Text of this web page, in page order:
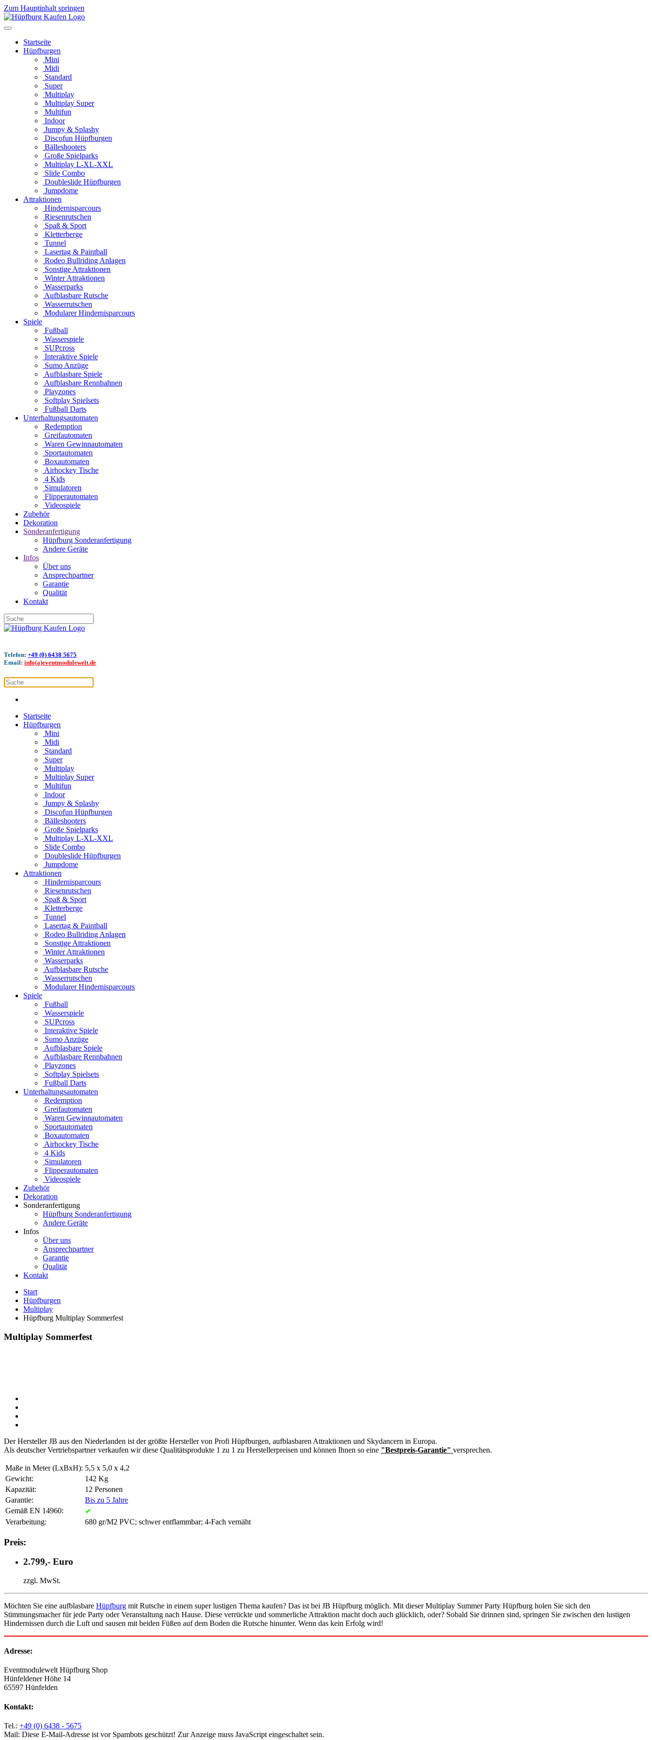
Zum Hauptinhalt springen
Startseite
Hüpfburgen
Mini
Midi
Standard
Super
Multiplay
Multiplay Super
Multifun
Indoor
Jumpy & Splashy
Discofun Hüpfburgen
Bälleshooters
Große Spielparks
Multiplay L-XL-XXL
Slide Combo
Doubleslide Hüpfburgen
Jumpdome
Attraktionen
Hindernisparcours
Riesenrutschen
Spaß & Sport
Kletterberge
Tunnel
Lasertag & Paintball
Rodeo Bullriding Anlagen
Sonstige Attraktionen
Winter Attraktionen
Wasserparks
Aufblasbare Rutsche
Wasserrutschen
Modularer Hindernisparcours
Spiele
Fußball
Wasserspiele
SUPcross
Interaktive Spiele
Sumo Anzüge
Aufblasbare Spiele
Aufblasbare Rennbahnen
Playzones
Softplay Spielsets
Fußball Darts
Unterhaltungsautomaten
Redemption
Greifautomaten
Waren Gewinnautomaten
Sportautomaten
Boxautomaten
Airhockey Tische
4 Kids
Simulatoren
Flipperautomaten
Videospiele
Zubehör
Dekoration
Sonderanfertigung
Hüpfburg Sonderanfertigung
Andere Geräte
Infos
Über uns
Ansprechpartner
Garantie
Qualität
Kontakt
Telefon: +49 (0) 6438 5675
Email: info(a)eventmodulewelt.de
Startseite
Hüpfburgen
Mini
Midi
Standard
Super
Multiplay
Multiplay Super
Multifun
Indoor
Jumpy & Splashy
Discofun Hüpfburgen
Bälleshooters
Große Spielparks
Multiplay L-XL-XXL
Slide Combo
Doubleslide Hüpfburgen
Jumpdome
Attraktionen
Hindernisparcours
Riesenrutschen
Spaß & Sport
Kletterberge
Tunnel
Lasertag & Paintball
Rodeo Bullriding Anlagen
Sonstige Attraktionen
Winter Attraktionen
Wasserparks
Aufblasbare Rutsche
Wasserrutschen
Modularer Hindernisparcours
Spiele
Fußball
Wasserspiele
SUPcross
Interaktive Spiele
Sumo Anzüge
Aufblasbare Spiele
Aufblasbare Rennbahnen
Playzones
Softplay Spielsets
Fußball Darts
Unterhaltungsautomaten
Redemption
Greifautomaten
Waren Gewinnautomaten
Sportautomaten
Boxautomaten
Airhockey Tische
4 Kids
Simulatoren
Flipperautomaten
Videospiele
Zubehör
Dekoration
Sonderanfertigung
Hüpfburg Sonderanfertigung
Andere Geräte
Infos
Über uns
Ansprechpartner
Garantie
Qualität
Kontakt
Start
Hüpfburgen
Multiplay
Hüpfburg Multiplay Sommerfest
Multiplay Sommerfest
Der Hersteller JB aus den Niederlanden ist der größte Hersteller von Profi Hüpfburgen, aufblasbaren Attraktionen und Skydancern in Europa.
Als deutscher Vertriebspartner verkaufen wir diese Qualitätsprodukte 1 zu 1 zu Herstellerpreisen und können Ihnen so eine "Bestpreis-Garantie" versprechen.
Maße in Meter (LxBxH): 5,5 x 5,0 x 4,2
Gewicht:
142 Kg
Kapazität:
12 Personen
Garantie:
Bis zu 5 Jahre
Gemäß EN 14960:
✔
Verarbeitung:
680 gr/M2 PVC; schwer entflammbar; 4-Fach vernäht
Preis:
2.799,- Euro
zzgl. MwSt.
Möchten Sie eine aufblasbare Hüpfburg mit Rutsche in einem super lustigen Thema kaufen? Das ist bei JB Hüpfburg möglich. Mit dieser Multiplay Summer Party Hüpfburg holen Sie sich den
Stimmungsmacher für jede Party oder Veranstaltung nach Hause. Diese verrückte und sommerliche Attraktion macht doch auch glücklich, oder? Sobald Sie drinnen sind, springen Sie zwischen den lustigen
Hindernissen durch die Luft und sausen mit beiden Füßen auf dem Boden die Rutsche hinunter. Wenn das kein Erfolg wird!
Adresse:
Eventmodulewelt Hüpfburg Shop
Hünfeldener Höhe 14
65597 Hünfelden
Kontakt:
Tel.: +49 (0) 6438 - 5675
Mail: Diese E-Mail-Adresse ist vor Spambots geschützt! Zur Anzeige muss JavaScript eingeschaltet sein.